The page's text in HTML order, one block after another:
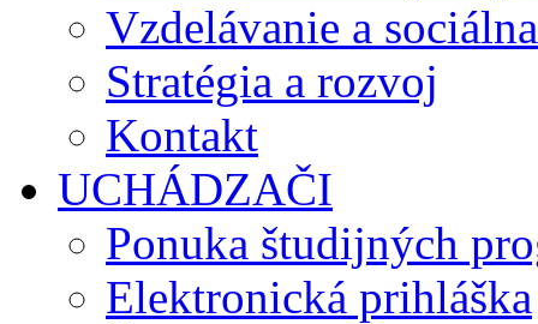
Vzdelávanie a
Stratégia a rozvoj
Kontakt
UCHÁDZAČI
Ponuka študijných
Elektronická prihláška